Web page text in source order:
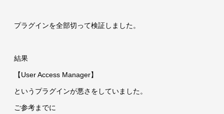
プラグインを全部切って検証しました。
結果
【User Access Manager】
というプラグインが悪さをしていました。
ご参考までに